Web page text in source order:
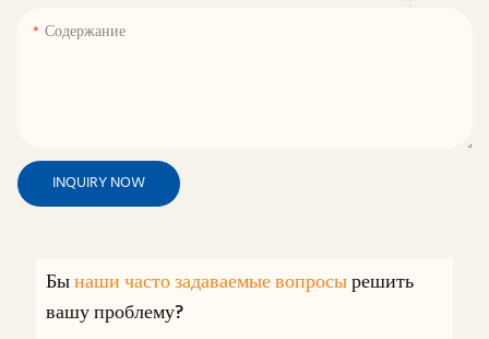
Содержание
INQUIRY NOW
Бынаши часто задаваемые вопросырешить
вашу проблему?